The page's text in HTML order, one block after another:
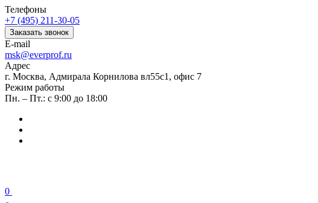
Телефоны
+7 (495) 211-30-05
Заказать звонок
E-mail
msk@everprof.ru
Адрес
г. Москва, Адмирала Корнилова вл55с1, офис 7
Режим работы
Пн. – Пт.: с 9:00 до 18:00
0